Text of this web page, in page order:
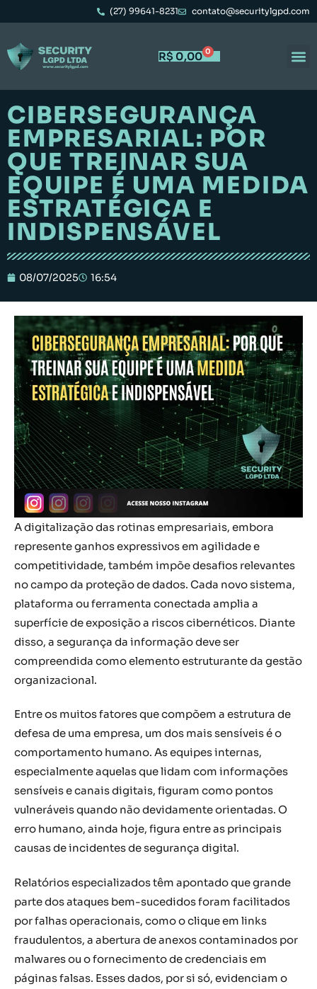
(27) 99641-8231 contato@securitylgpd.com
R$ 0,00 0
CIBERSEGURANÇA
EMPRESARIAL: POR
QUE TREINAR SUA
EQUIPE É UMA MEDIDA
ESTRATÉGICA E
INDISPENSÁVEL
08/07/2025 16:54
A digitalização das rotinas empresariais, embora
represente ganhos expressivos em agilidade e
competitividade, também impõe desafios relevantes
no campo da proteção de dados. Cada novo sistema,
plataforma ou ferramenta conectada amplia a
superfície de exposição a riscos cibernéticos. Diante
disso, a segurança da informação deve ser
compreendida como elemento estruturante da gestão
organizacional.
Entre os muitos fatores que compõem a estrutura de
defesa de uma empresa, um dos mais sensíveis é o
comportamento humano. As equipes internas,
especialmente aquelas que lidam com informações
sensíveis e canais digitais, figuram como pontos
vulneráveis quando não devidamente orientadas. O
erro humano, ainda hoje, figura entre as principais
causas de incidentes de segurança digital.
Relatórios especializados têm apontado que grande
parte dos ataques bem-sucedidos foram facilitados
por falhas operacionais, como o clique em links
fraudulentos, a abertura de anexos contaminados por
malwares ou o fornecimento de credenciais em
páginas falsas. Esses dados, por si só, evidenciam o